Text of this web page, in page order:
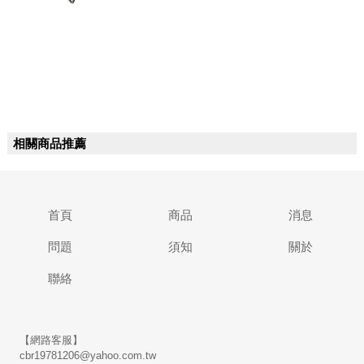
相關商品推薦
首頁 商品 消息
問題 須知 關於
聯絡
【網路客服】
cbr19781206@yahoo.com.tw